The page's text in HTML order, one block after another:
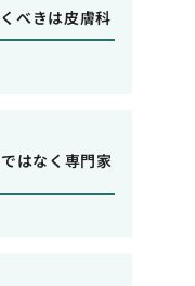
べきは皮膚科
はなく専門家